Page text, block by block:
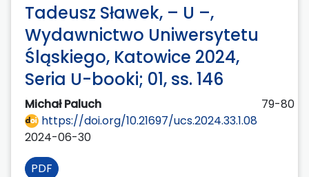
Tadeusz Sławek, – U –,
Wydawnictwo Uniwersytetu
Śląskiego, Katowice 2024,
Seria U-booki; 01, ss. 146
Michał Paluch
79-80
https://doi.org/10.21697/ucs.2024.33.1.08
2024-06-30
PDF